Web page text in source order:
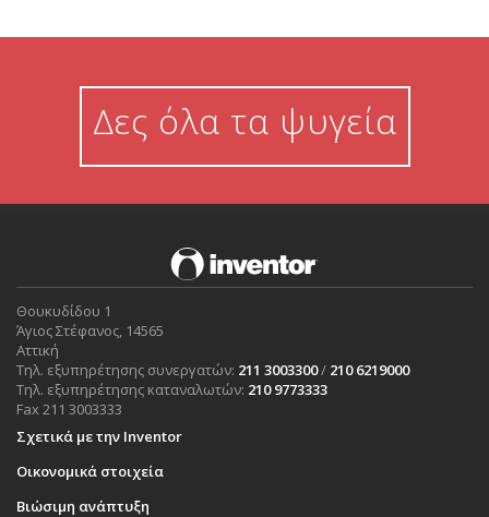
Δες όλα τα ψυγεία
Θουκυδίδου 1
Άγιος Στέφανος, 14565
Αττική
Τηλ. εξυπηρέτησης συνεργατών: 211 3003300/ 210 6219000
Τηλ. εξυπηρέτησης καταναλωτών: 210 9773333
Fax 211 3003333
Σχετικά με την Inventor
Οικονομικά στοιχεία
Βιώσιμη ανάπτυξη